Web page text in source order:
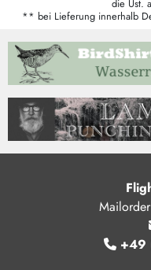
die Ust.
** bei Lieferung innerhalb
+49